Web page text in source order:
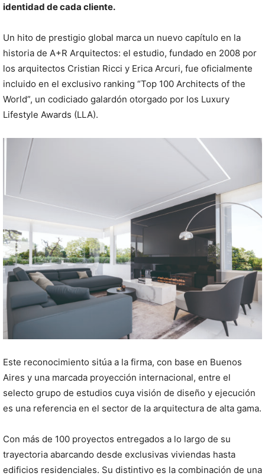
identidad de cada cliente.
Un hito de prestigio global marca un nuevo capítulo en la
historia de A+R Arquitectos: el estudio, fundado en 2008 por
los arquitectos Cristian Ricci y Erica Arcuri, fue oficialmente
incluido en el exclusivo ranking “Top 100 Architects of the
World”, un codiciado galardón otorgado por los Luxury
Lifestyle Awards (LLA).
Este reconocimiento sitúa a la firma, con base en Buenos
Aires y una marcada proyección internacional, entre el
selecto grupo de estudios cuya visión de diseño y ejecución
es una referencia en el sector de la arquitectura de alta gama.
Con más de 100 proyectos entregados a lo largo de su
trayectoria abarcando desde exclusivas viviendas hasta
edificios residenciales. Su distintivo es la combinación de una